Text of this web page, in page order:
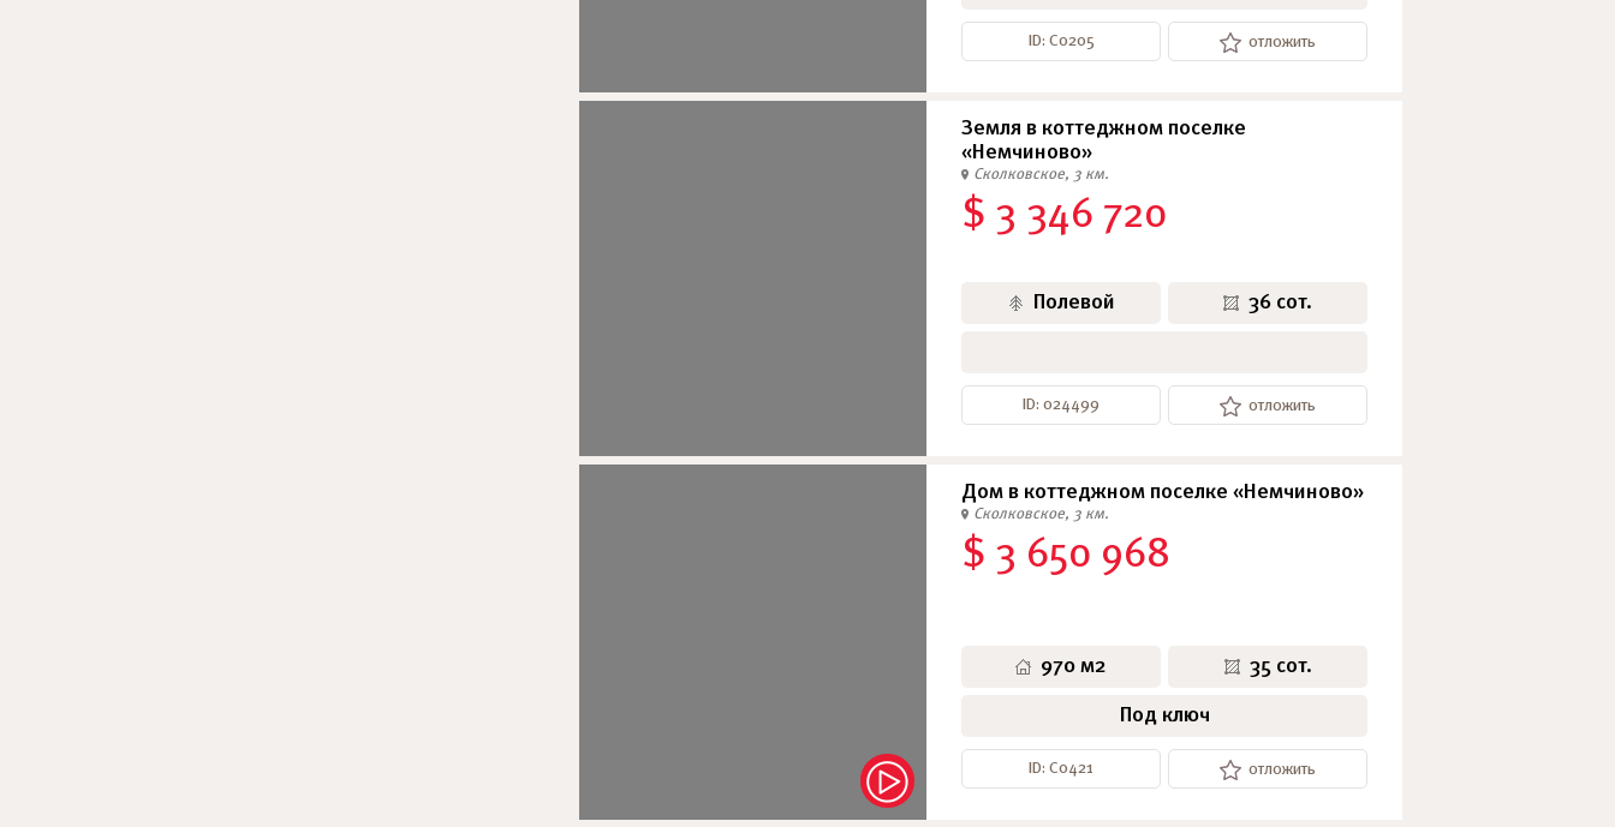
ID: С0205 отложить
Земля в коттеджном поселке
«Немчиново»
Сколковское, 3 км.
$ 3 346 720
Полевой 36 сот.
ID: 024499 отложить
Дом в коттеджном поселке «Немчиново»
Сколковское, 3 км.
$ 3 650 968
970 м2 35 сот.
Под ключ
ID: С0421 отложить